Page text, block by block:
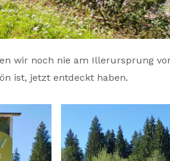
wir noch nie am Illerursprung
ist, jetzt entdeckt haben.